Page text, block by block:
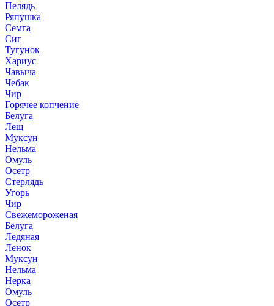
Пелядь
Ряпушка
Семга
Сиг
Тугунок
Хариус
Чавыча
Чебак
Чир
Горячее копчение
Белуга
Лещ
Муксун
Нельма
Омуль
Осетр
Стерлядь
Угорь
Чир
Свежемороженая
Белуга
Ледяная
Ленок
Муксун
Нельма
Нерка
Омуль
Осетр